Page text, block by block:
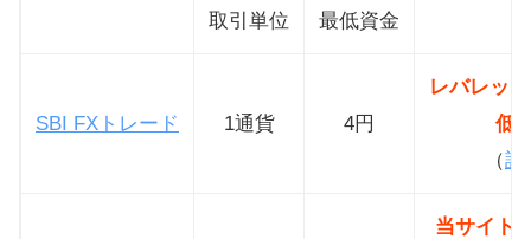
取引単位 最低資金
SBI FXトレード 1通貨 4円
レバレッ
低
（詳
当サイト